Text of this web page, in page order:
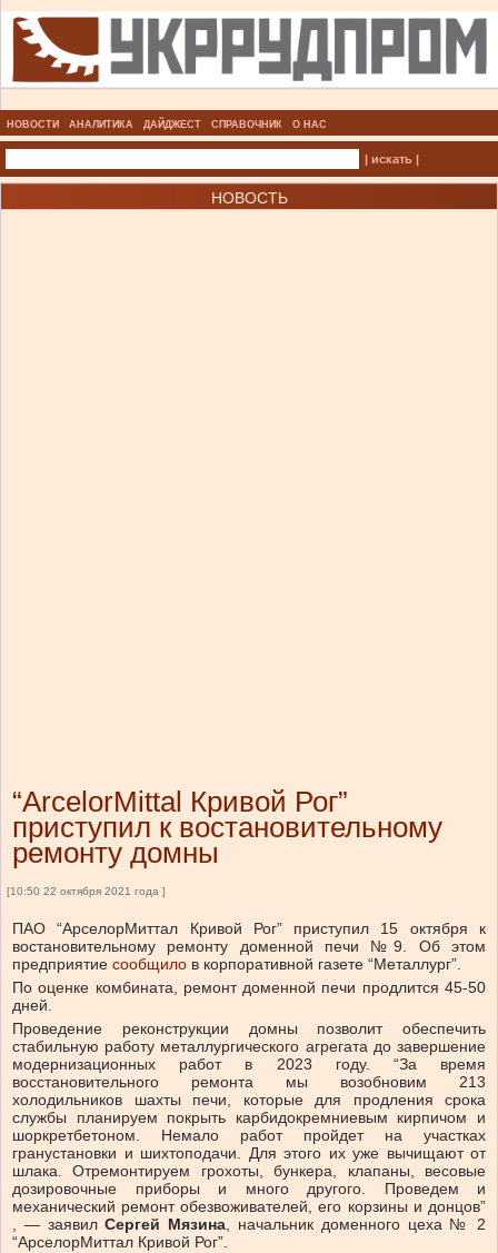
НОВОСТИ АНАЛИТИКА ДАЙДЖЕСТ СПРАВОЧНИК О НАС
| искать |
НОВОСТЬ
“ArcelorMittal Кривой Рог”
приступил к востановительному
ремонту домны
[10:50 22 октября 2021 года ]
ПАО “АрселорМиттал Кривой Рог” приступил 15 октября к
востановительному ремонту доменной печи №9. Об этом
предприятие сообщило в корпоративной газете “Металлург”.
По оценке комбината, ремонт доменной печи продлится 45-50
дней.
Проведение реконструкции домны позволит обеспечить
стабильную работу металлургического агрегата до завершение
модернизационных работ в 2023 году. “За время
восстановительного ремонта мы возобновим 213
холодильников шахты печи, которые для продления срока
службы планируем покрыть карбидокремниевым кирпичом и
шоркретбетоном. Немало работ пройдет на участках
гранустановки и шихтоподачи. Для этого их уже вычищают от
шлака. Отремонтируем грохоты, бункера, клапаны, весовые
дозировочные приборы и много другого. Проведем и
механический ремонт обезвоживателей, его корзины и донцов”
, — заявилСергей Мязина, начальник доменного цеха № 2
“АрселорМиттал Кривой Рог”.